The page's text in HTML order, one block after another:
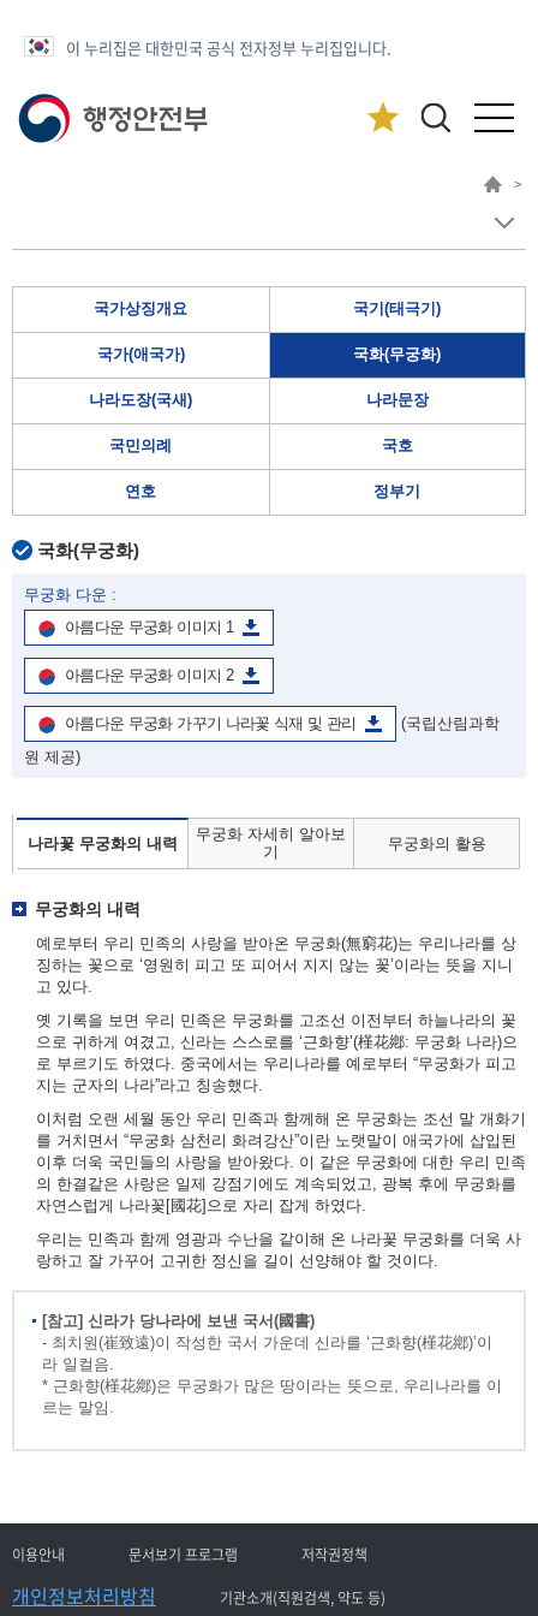
이 누리집은 대한민국 공식 전자정부 누리집입니다.
>
국가상징개요 국기(태극기)
국가(애국가) 국화(무궁화)
나라도장(국새) 나라문장
국민의례 국호
연호 정부기
국화(무궁화)
무궁화 다운 :
아름다운 무궁화 이미지 1
아름다운 무궁화 이미지 2
아름다운 무궁화 가꾸기 나라꽃 식재 및 관리
(국립산림과학
원 제공)
나라꽃 무궁화의 내력
무궁화 자세히 알아보
기
무궁화의 활용
무궁화의 내력
예로부터 우리 민족의 사랑을 받아온 무궁화(無窮花)는 우리나라를 상
징하는 꽃으로 ‘영원히 피고 또 피어서 지지 않는 꽃’이라는 뜻을 지니
고 있다.
옛 기록을 보면 우리 민족은 무궁화를 고조선 이전부터 하늘나라의 꽃
으로 귀하게 여겼고, 신라는 스스로를 ‘근화향’(槿花鄕: 무궁화 나라)으
로 부르기도 하였다. 중국에서는 우리나라를 예로부터 “무궁화가 피고
지는 군자의 나라”라고 칭송했다.
이처럼 오랜 세월 동안 우리 민족과 함께해 온 무궁화는 조선 말 개화기
를 거치면서 “무궁화 삼천리 화려강산”이란 노랫말이 애국가에 삽입된
이후 더욱 국민들의 사랑을 받아왔다. 이 같은 무궁화에 대한 우리 민족
의 한결같은 사랑은 일제 강점기에도 계속되었고, 광복 후에 무궁화를
자연스럽게 나라꽃[國花]으로 자리 잡게 하였다.
우리는 민족과 함께 영광과 수난을 같이해 온 나라꽃 무궁화를 더욱 사
랑하고 잘 가꾸어 고귀한 정신을 길이 선양해야 할 것이다.
[참고] 신라가 당나라에 보낸 국서(國書)
- 최치원(崔致遠)이 작성한 국서 가운데 신라를 ‘근화향(槿花鄕)’이
라 일컬음.
* 근화향(槿花鄕)은 무궁화가 많은 땅이라는 뜻으로, 우리나라를 이
르는 말임.
이용안내 문서보기 프로그램 저작권정책
개인정보처리방침 기관소개(직원검색, 약도 등)